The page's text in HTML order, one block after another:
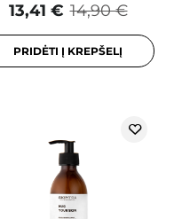
14,90 €
13,41 €
PRIDĖTI Į KREPŠELĮ